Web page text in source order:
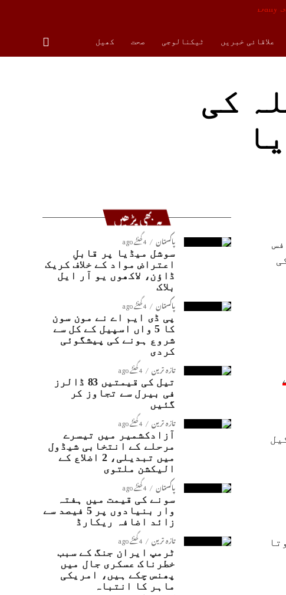
علاقائی خبریں ٹیکنالوجی صحت کھیل
کی
یہ بھی پڑھیں
پاکستان 4 گھنٹے ago
سوشل میڈیا پر قابلِ
اعتراض مواد کے خلاف کریک
ڈاؤن، لاکھوں یو آر ایل
بلاک
پاکستان 4 گھنٹے ago
پی ڈی ایم اے نے مون سون
کا 5 واں اسپیل کے کل سے
شروع ہونے کی پیشگوئی
کردی
تازہ ترین 4 گھنٹے ago
تیل کی قیمتیں 83 ڈالرز
فی بیرل سے تجاوز کر
گئیں
تازہ ترین 4 گھنٹے ago
آزادکشمیر میں تیسرے
مرحلے کے انتخابی شیڈول
میں تبدیلی، 2 اضلاع کے
الیکشن ملتوی
پاکستان 4 گھنٹے ago
سونے کی قیمت میں ہفتہ
وار بنیادوں پر 5 فیصد سے
زائد اضافہ ریکارڈ
تازہ ترین 4 گھنٹے ago
ٹرمپ ایران جنگ کے سبب
خطرناک عسکری جال میں
پھنس چکے ہیں، امریکی
ماہر کا انتباہ